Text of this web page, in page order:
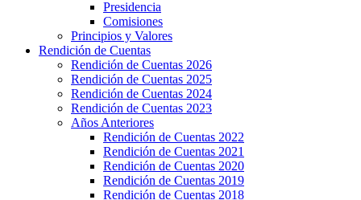
Presidencia
Comisiones
Principios y Valores
Rendición de Cuentas
Rendición de Cuentas 2026
Rendición de Cuentas 2025
Rendición de Cuentas 2024
Rendición de Cuentas 2023
Años Anteriores
Rendición de Cuentas 2022
Rendición de Cuentas 2021
Rendición de Cuentas 2020
Rendición de Cuentas 2019
Rendición de Cuentas 2018